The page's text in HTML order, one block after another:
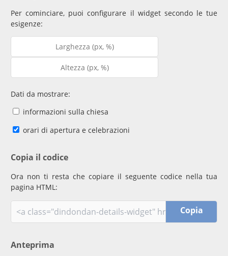
Per cominciare, puoi configurare il widget secondo le tue
esigenze:
Dati da mostrare:
informazioni sulla chiesa
orari di apertura e celebrazioni
Copia il codice
Ora non ti resta che copiare il seguente codice nella tua
pagina HTML:
Copia
Anteprima